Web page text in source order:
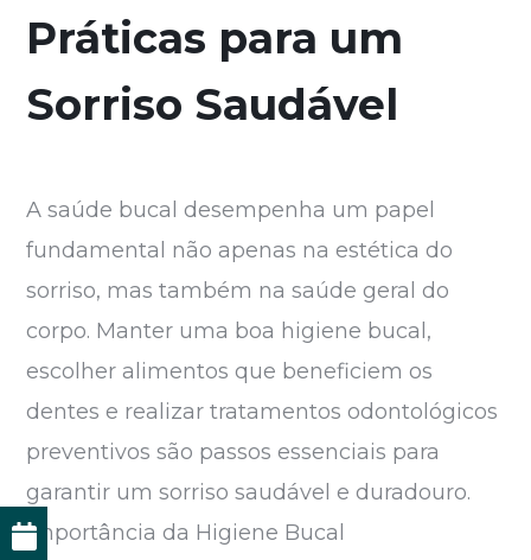
Práticas para um
Sorriso Saudável
A saúde bucal desempenha um papel
fundamental não apenas na estética do
sorriso, mas também na saúde geral do
corpo. Manter uma boa higiene bucal,
escolher alimentos que beneficiem os
dentes e realizar tratamentos odontológicos
preventivos são passos essenciais para
garantir um sorriso saudável e duradouro.
Importância da Higiene Bucal